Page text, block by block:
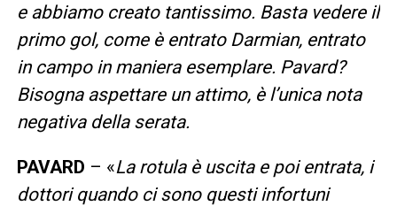
e abbiamo creato tantissimo. Basta vedere il
primo gol, come è entrato Darmian, entrato
in campo in maniera esemplare. Pavard?
Bisogna aspettare un attimo, è l’unica nota
negativa della serata.
PAVARD – «La rotula è uscita e poi entrata, i
dottori quando ci sono questi infortuni